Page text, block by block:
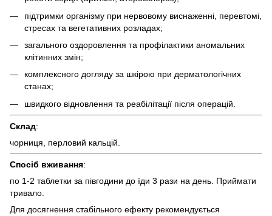
підтримки організму при нервовому виснаженні, перевтомі,
стресах та вегетативних розладах;
загального оздоровлення та профілактики аномальних
клітинних змін;
комплексного догляду за шкірою при дерматологічних
станах;
швидкого відновлення та реабілітації після операцій.
Склад:
чорниця, перловий кальцій.
Спосіб вживання:
по 1-2 таблетки за півгодини до їди 3 рази на день. Приймати
тривало.
Для досягнення стабільного ефекту рекомендується